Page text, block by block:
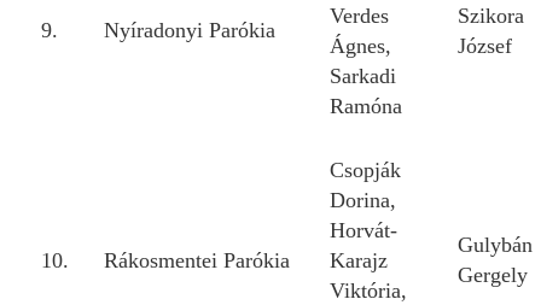
9. Nyíradonyi Parókia
Verdes
Ágnes,
Sarkadi
Ramóna
Szikora
József
10. Rákosmentei Parókia
Csopják
Dorina,
Horvát-
Karajz
Viktória,
Gulybán
Gergely